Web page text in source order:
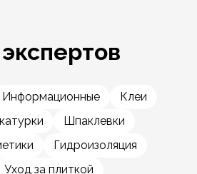
Информационные
Клеи
Шпаклевки
Гидроизоляция
Уход за плиткой